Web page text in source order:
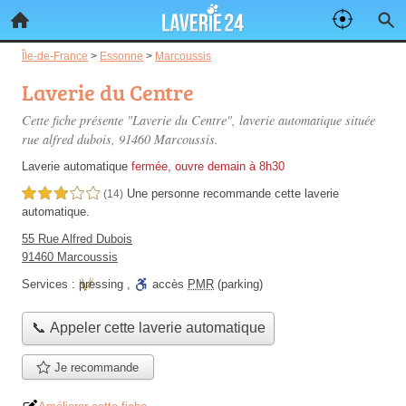
Île-de-France > Essonne > Marcoussis
Laverie du Centre
Cette fiche présente "Laverie du Centre", laverie automatique située
rue alfred dubois, 91460 Marcoussis.
Laverie automatique fermée, ouvre demain à 8h30
3,0 étoiles sur 5 (14) Une personne recommande cette laverie
automatique.
55 Rue Alfred Dubois
91460 Marcoussis
Services : pressing , accès PMR (parking)
📞 Appeler cette laverie automatique
Je recommande